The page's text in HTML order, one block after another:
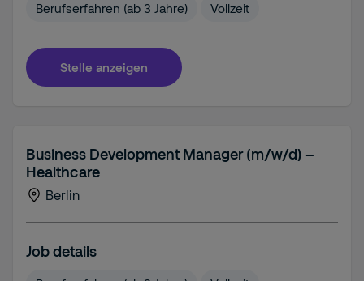
Berufserfahren (ab 3 Jahre) Vollzeit
Stelle anzeigen
Business Development Manager (m/w/d) –
Healthcare
Berlin
Job details